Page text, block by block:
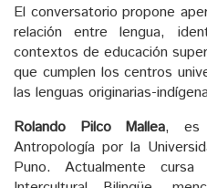
El conversatorio propone
relación entre lengua,
contextos de educación
que cumplen los centros
las lenguas originarias-
Rolando Pilco Mallea, es
Antropología por la
Puno. Actualmente